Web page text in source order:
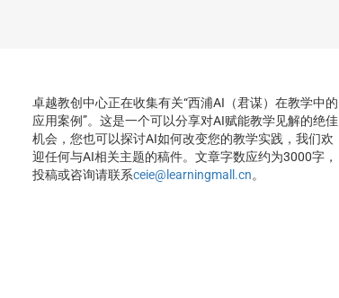
卓越教创中心正在收集有关“西浦AI（君谋）在教学中的
应用案例”。这是一个可以分享对AI赋能教学见解的绝佳
机会，您也可以探讨AI如何改变您的教学实践，我们欢
迎任何与AI相关主题的稿件。文章字数应约为3000字，
投稿或咨询请联系ceie@learningmall.cn。